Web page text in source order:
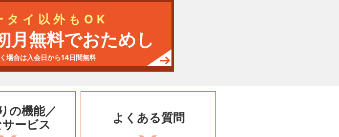
タイ以外もOK
月無料でおためし
場合は入会日から14日間無料
の機能／
ービス
よくある質問